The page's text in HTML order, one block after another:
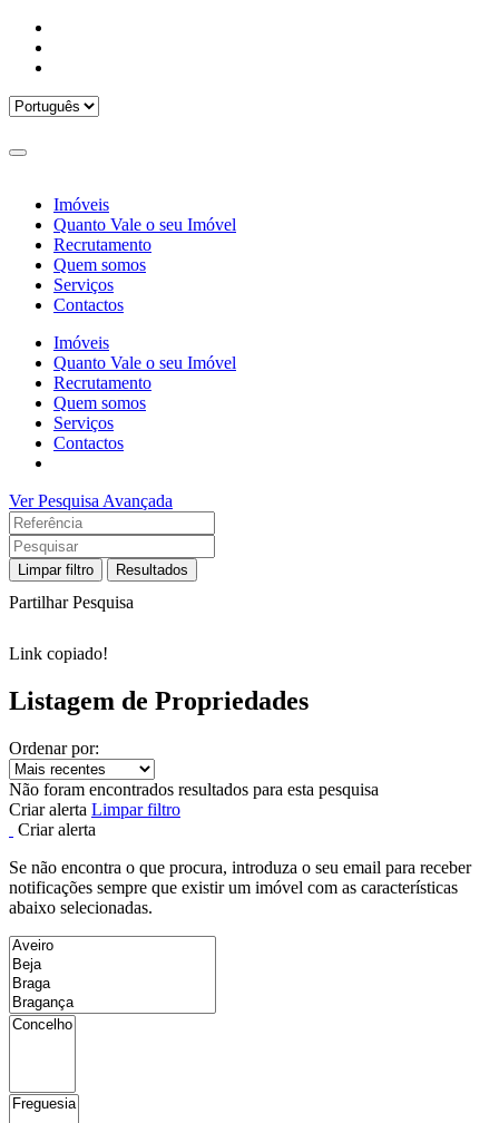
Imóveis
Quanto Vale o seu Imóvel
Recrutamento
Quem somos
Serviços
Contactos
Imóveis
Quanto Vale o seu Imóvel
Recrutamento
Quem somos
Serviços
Contactos
Ver Pesquisa Avançada
Limpar filtro Resultados
Partilhar Pesquisa
Link copiado!
Listagem de Propriedades
Ordenar por:
Não foram encontrados resultados para esta pesquisa
Criar alerta Limpar filtro
Criar alerta
Se não encontra o que procura, introduza o seu email para receber
notificações sempre que existir um imóvel com as características
abaixo selecionadas.